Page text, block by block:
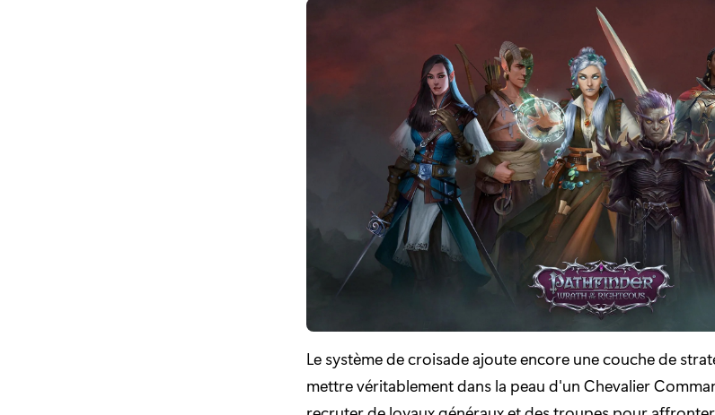
Le système de croisade ajoute encore une couche de
mettre véritablement dans la peau d'un Chevalier